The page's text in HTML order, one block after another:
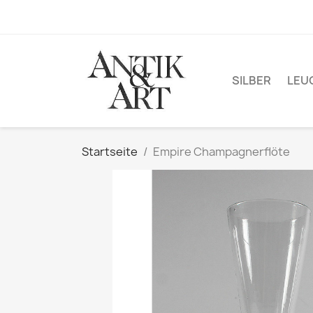
SILBER
Startseite Empire Champagnerflöte